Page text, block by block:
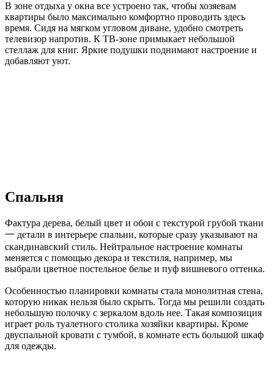
В зоне отдыха у окна все устроено так, чтобы хозяевам
квартиры было максимально комфортно проводить здесь
время. Сидя на мягком угловом диване, удобно смотреть
телевизор напротив. К ТВ-зоне примыкает небольшой
стеллаж для книг. Яркие подушки поднимают настроение и
добавляют уют.
Спальня
Фактура дерева, белый цвет и обои с текстурой грубой ткани
一 детали в интерьере спальни, которые сразу указывают на
скандинавский стиль. Нейтральное настроение комнаты
меняется с помощью декора и текстиля, например, мы
выбрали цветное постельное белье и пуф вишневого оттенка.
Особенностью планировки комнаты стала монолитная стена,
которую никак нельзя было скрыть. Тогда мы решили создать
небольшую полочку с зеркалом вдоль нее. Такая композиция
играет роль туалетного столика хозяйки квартиры. Кроме
двуспальной кровати с тумбой, в комнате есть большой шкаф
для одежды.